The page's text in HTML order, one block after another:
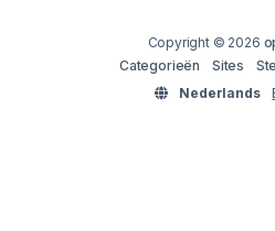
Copyright © 2026
Categorieën
Sites
Nederlands